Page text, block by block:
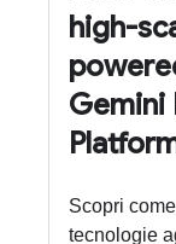
high-
Gemini
Scopri
tecnologie